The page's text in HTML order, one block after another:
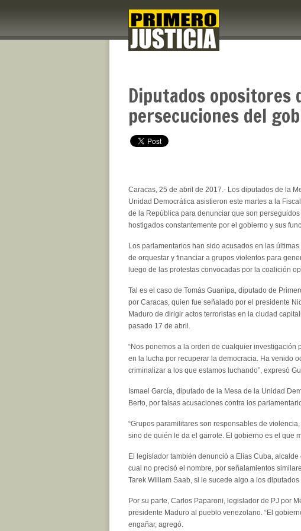
Diputados opositores
persecuciones del
Caracas, 25 de abril de 2017.- Los diputados de la
Unidad Democrática asistieron este martes a la
de la República para denunciar que son perseguidos
hostigados constantemente por el gobierno y sus
Los parlamentarios han sido acusados en las
de orquestar y financiar a grupos violentos para
luego de las protestas convocadas por la coalición
Tal es el caso de Tomás Guanipa, diputado de
por Caracas, quien fue señalado por el presidente
Maduro de dirigir actos terroristas en la ciudad
pasado 17 de abril.
“Nos ponemos a la orden de cualquier
en la lucha por recuperar la democracia. Ha venido
criminalizar a los que estamos luchando”, expresó
Ismael García, diputado de la Mesa de la Unidad
Berto, por falsas acusaciones contra los
“Grupos paramilitares son responsables de
sino de quién le da el garrote. El gobierno es el que
El legislador también denunció a Elías Cuba,
cual no precisó el nombre, por señalamientos
Tarek William Saab, si le sucede algo a los diputados
Por su parte, Carlos Paparoni, legislador de PJ por
presidente Maduro al pueblo venezolano. “El
engañar, agregó.